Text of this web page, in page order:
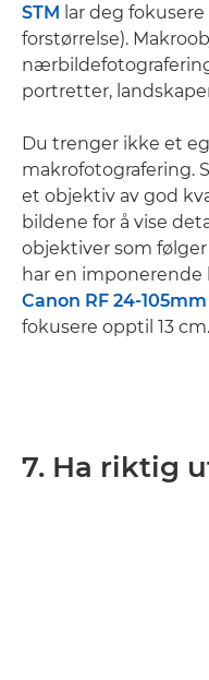
STM lar deg
forstørrelse).
portretter,
Du trenger ikke et
makrofotografering.
et objektiv av god
bildene for å vise
objektiver som
har en imponerende
Canon RF 24-105mm
fokusere opptil 13 cm.
7. Ha riktig